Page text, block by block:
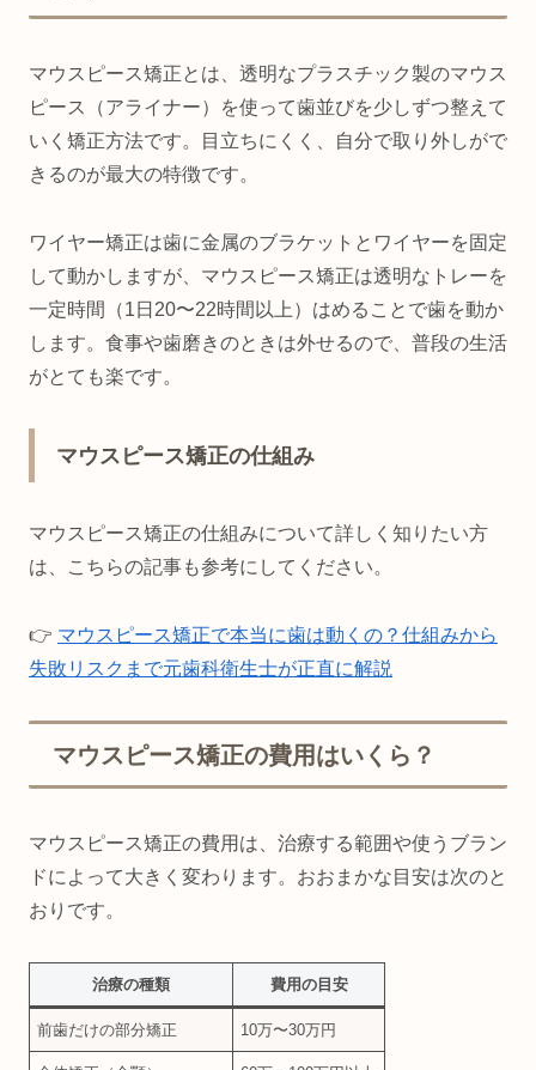
マウスピース矯正とは、透明なプラスチック製のマウス
ピース（アライナー）を使って歯並びを少しずつ整えて
いく矯正方法です。目立ちにくく、自分で取り外しがで
きるのが最大の特徴です。
ワイヤー矯正は歯に金属のブラケットとワイヤーを固定
して動かしますが、マウスピース矯正は透明なトレーを
一定時間（1日20〜22時間以上）はめることで歯を動か
します。食事や歯磨きのときは外せるので、普段の生活
がとても楽です。
マウスピース矯正の仕組み
マウスピース矯正の仕組みについて詳しく知りたい方
は、こちらの記事も参考にしてください。
👉 マウスピース矯正で本当に歯は動くの？仕組みから
失敗リスクまで元歯科衛生士が正直に解説
マウスピース矯正の費用はいくら？
マウスピース矯正の費用は、治療する範囲や使うブラン
ドによって大きく変わります。おおまかな目安は次のと
おりです。
治療の種類 費用の目安
前歯だけの部分矯正 10万〜30万円